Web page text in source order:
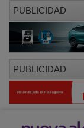
PUBLICIDAD
PUBLICIDAD